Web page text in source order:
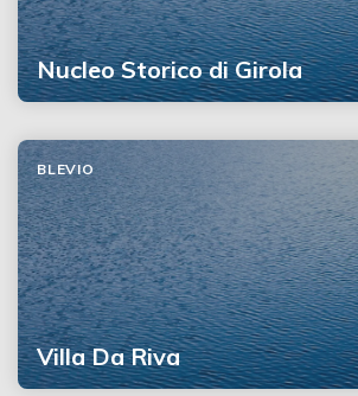
Nucleo Storico di Girola
Villa Da Riva
BLEVIO